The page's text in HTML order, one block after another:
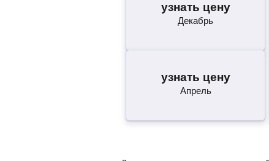
узнать цену
Декабрь
узнать цену
Апрель